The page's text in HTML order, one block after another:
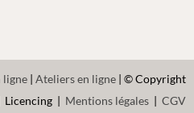
ligne| Ateliers en ligne| © Copyright
Licencing | Mentions légales| CGV